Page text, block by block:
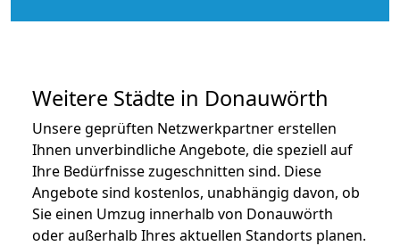
Weitere Städte in Donauwörth
Unsere geprüften Netzwerkpartner erstellen
Ihnen unverbindliche Angebote, die speziell auf
Ihre Bedürfnisse zugeschnitten sind. Diese
Angebote sind kostenlos, unabhängig davon, ob
Sie einen Umzug innerhalb von Donauwörth
oder außerhalb Ihres aktuellen Standorts planen.